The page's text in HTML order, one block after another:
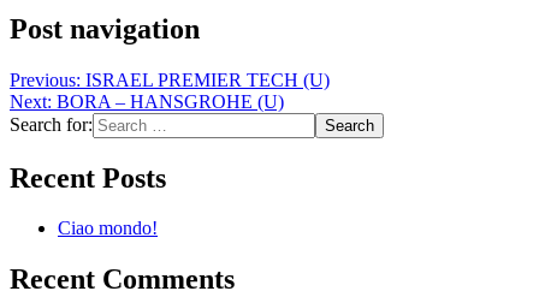
Post navigation
Previous: ISRAEL PREMIER TECH (U)
Next: BORA – HANSGROHE (U)
Search for:
Recent Posts
Ciao mondo!
Recent Comments